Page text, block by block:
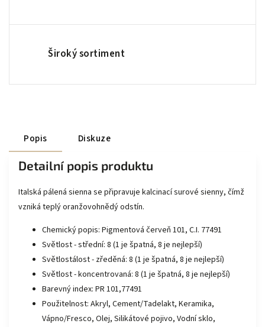
Široký sortiment
Popis Diskuze
Detailní popis produktu
Italská pálená sienna se připravuje kalcinací surové sienny, čímž
vzniká teplý oranžovohnědý odstín.
Chemický popis: Pigmentová červeň 101, C.I. 77491
Světlost - střední: 8 (1 je špatná, 8 je nejlepší)
Světlostálost - zředěná: 8 (1 je špatná, 8 je nejlepší)
Světlost - koncentrovaná: 8 (1 je špatná, 8 je nejlepší)
Barevný index: PR 101,77491
Použitelnost: Akryl, Cement/Tadelakt, Keramika,
Vápno/Fresco, Olej, Silikátové pojivo, Vodní sklo,